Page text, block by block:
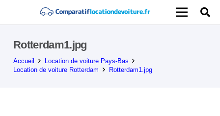
Rotterdam1.jpg
Accueil
Location de voiture Pays-Bas
Location de voiture Rotterdam
Rotterdam1.jpg